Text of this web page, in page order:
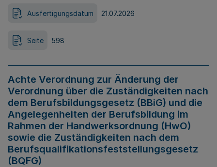
Ausfertigungsdatum 21.07.2026
Seite 598
Achte Verordnung zur Änderung der
Verordnung über die Zuständigkeiten nach
dem Berufsbildungsgesetz (BBiG) und die
Angelegenheiten der Berufsbildung im
Rahmen der Handwerksordnung (HwO)
sowie die Zuständigkeiten nach dem
Berufsqualifikationsfeststellungsgesetz
(BQFG)